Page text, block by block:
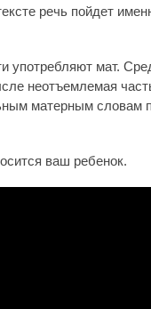
речь пойдет
употребляют мат.
неотъемлемая
матерным словам
ваш ребенок.